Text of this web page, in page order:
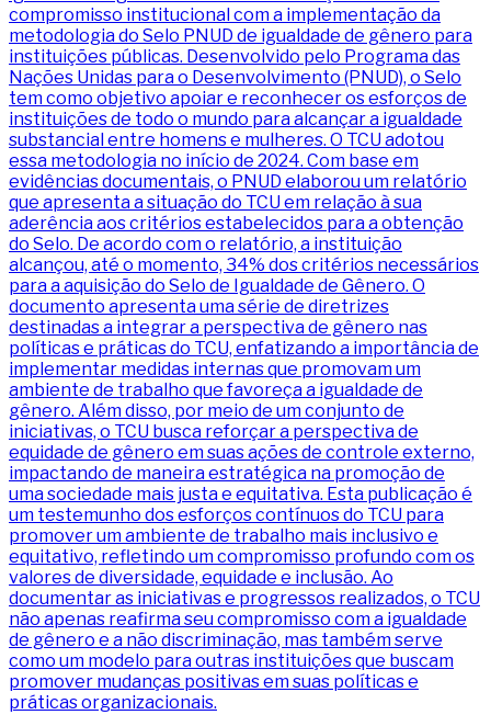
compromisso institucional com a implementação da
metodologia do Selo PNUD de igualdade de gênero para
instituições públicas. Desenvolvido pelo Programa das
Nações Unidas para o Desenvolvimento (PNUD), o Selo
tem como objetivo apoiar e reconhecer os esforços de
instituições de todo o mundo para alcançar a igualdade
substancial entre homens e mulheres. O TCU adotou
essa metodologia no início de 2024. Com base em
evidências documentais, o PNUD elaborou um relatório
que apresenta a situação do TCU em relação à sua
aderência aos critérios estabelecidos para a obtenção
do Selo. De acordo com o relatório, a instituição
alcançou, até o momento, 34% dos critérios necessários
para a aquisição do Selo de Igualdade de Gênero. O
documento apresenta uma série de diretrizes
destinadas a integrar a perspectiva de gênero nas
políticas e práticas do TCU, enfatizando a importância de
implementar medidas internas que promovam um
ambiente de trabalho que favoreça a igualdade de
gênero. Além disso, por meio de um conjunto de
iniciativas, o TCU busca reforçar a perspectiva de
equidade de gênero em suas ações de controle externo,
impactando de maneira estratégica na promoção de
uma sociedade mais justa e equitativa. Esta publicação é
um testemunho dos esforços contínuos do TCU para
promover um ambiente de trabalho mais inclusivo e
equitativo, refletindo um compromisso profundo com os
valores de diversidade, equidade e inclusão. Ao
documentar as iniciativas e progressos realizados, o TCU
não apenas reafirma seu compromisso com a igualdade
de gênero e a não discriminação, mas também serve
como um modelo para outras instituições que buscam
promover mudanças positivas em suas políticas e
práticas organizacionais.